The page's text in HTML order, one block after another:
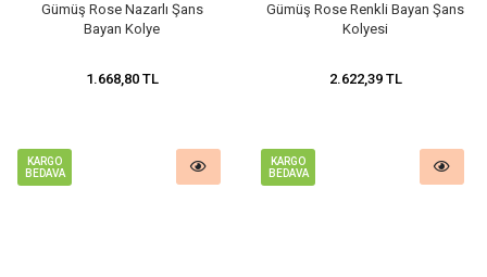
Gümüş Rose Nazarlı Şans
Bayan Kolye
1.668,80 TL
Gümüş Rose Renkli Bayan Şans
Kolyesi
2.622,39 TL
KARGO
BEDAVA
KARGO
BEDAVA